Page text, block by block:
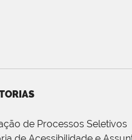
de Processos Seletivos